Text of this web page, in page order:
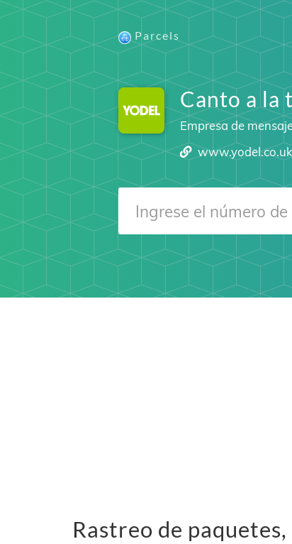
Parcels
Canto a la
Empresa de
www.yodel.co.uk
Rastreo de